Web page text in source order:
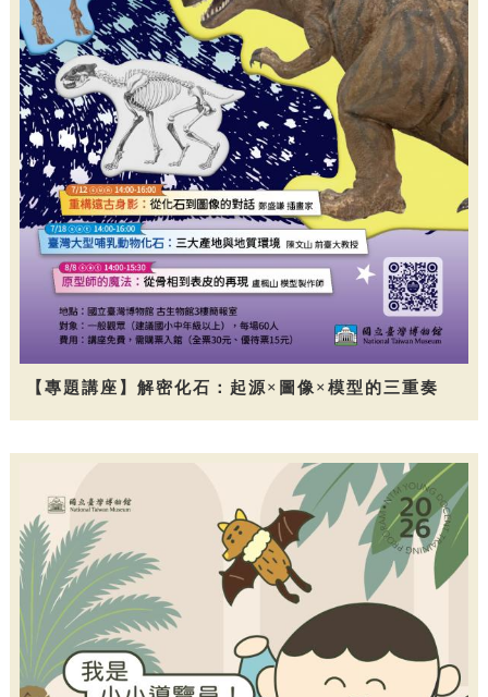
【專題講座】解密化石：起源×圖像×模型的三重奏